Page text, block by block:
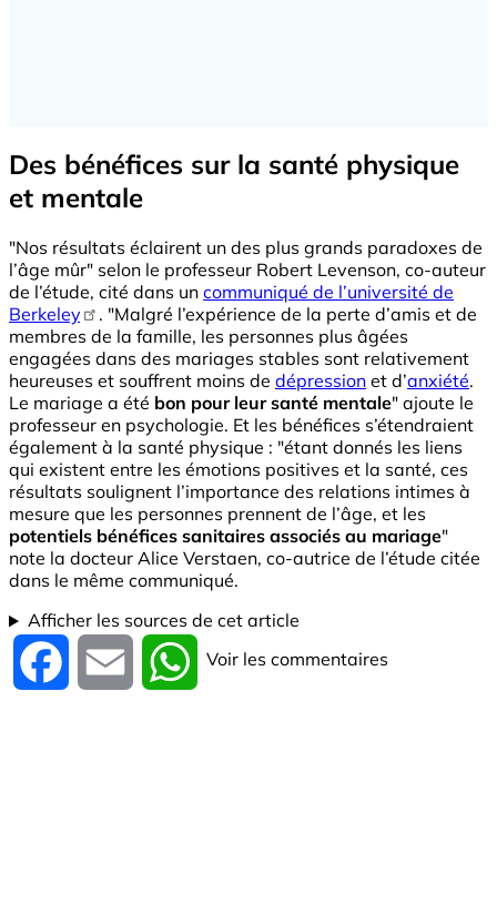
Des bénéfices sur la santé physique
et mentale
"Nos résultats éclairent un des plus grands paradoxes de
l’âge mûr" selon le professeur Robert Levenson, co-auteur
de l’étude, cité dans un communiqué de l’université de
Berkeley
. "Malgré l’expérience de la perte d’amis et de
membres de la famille, les personnes plus âgées
engagées dans des mariages stables sont relativement
heureuses et souffrent moins de dépression et d’anxiété.
Le mariage a été bon pour leur santé mentale" ajoute le
professeur en psychologie. Et les bénéfices s’étendraient
également à la santé physique : "étant donnés les liens
qui existent entre les émotions positives et la santé, ces
résultats soulignent l’importance des relations intimes à
mesure que les personnes prennent de l’âge, et les
potentiels bénéfices sanitaires associés au mariage"
note la docteur Alice Verstaen, co-autrice de l’étude citée
dans le même communiqué.
Afficher les sources de cet article
Facebook Email WhatsApp
Voir les commentaires